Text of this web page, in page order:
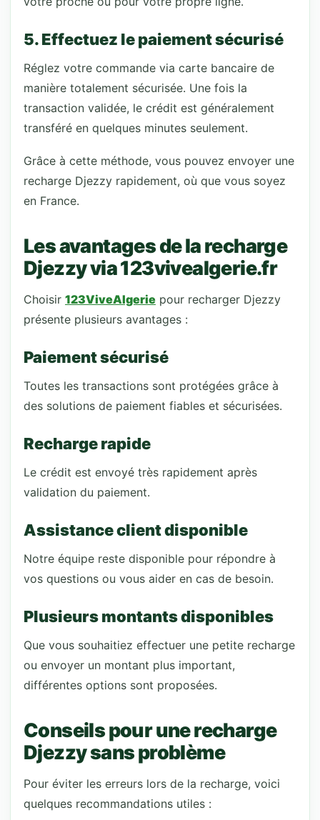
5. Effectuez le paiement sécurisé
Réglez votre commande via carte bancaire de
manière totalement sécurisée. Une fois la
transaction validée, le crédit est généralement
transféré en quelques minutes seulement.
Grâce à cette méthode, vous pouvez envoyer une
recharge Djezzy rapidement, où que vous soyez
en France.
Les avantages de la recharge
Djezzy via 123vivealgerie.fr
Choisir 123ViveAlgerie pour recharger Djezzy
présente plusieurs avantages :
Paiement sécurisé
Toutes les transactions sont protégées grâce à
des solutions de paiement fiables et sécurisées.
Recharge rapide
Le crédit est envoyé très rapidement après
validation du paiement.
Assistance client disponible
Notre équipe reste disponible pour répondre à
vos questions ou vous aider en cas de besoin.
Plusieurs montants disponibles
Que vous souhaitiez effectuer une petite recharge
ou envoyer un montant plus important,
différentes options sont proposées.
Conseils pour une recharge
Djezzy sans problème
Pour éviter les erreurs lors de la recharge, voici
quelques recommandations utiles :